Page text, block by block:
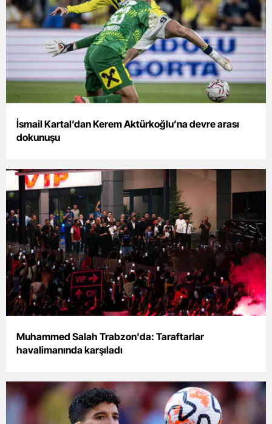
Samsun
Siirt
Sinop
Sivas
Tekirdağ
Trabzon
Tunceli
Şanlıurfa
Uşak
Van
Yozgat
Zonguldak
Aksaray
Karaman
Kırıkkale
İsmail Kartal’dan Kerem Aktürkoğlu’na devre arası
dokunuşu
Muhammed Salah Trabzon'da: Taraftarlar
havalimanında karşıladı